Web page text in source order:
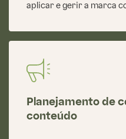
aplicar e gerir a marca
Planejamento de
conteúdo